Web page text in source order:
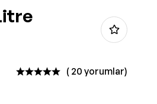
( 20 yorumlar)